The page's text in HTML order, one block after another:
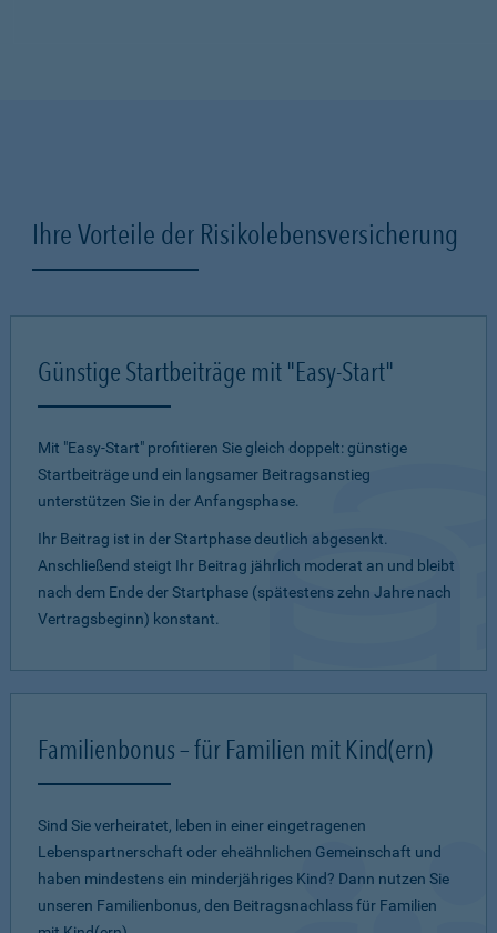
Ihre Vorteile der Risikolebensversicherung
Günstige Startbeiträge mit "Easy-Start"
Mit "Easy-Start" profitieren Sie gleich doppelt: günstige
Startbeiträge und ein lang­samer Beitragsanstieg
unterstützen Sie in der Anfangsphase.
Ihr Beitrag ist in der Startphase deutlich abgesenkt.
Anschließend steigt Ihr Beitrag jährlich moderat an und bleibt
nach dem Ende der Startphase (spätestens zehn Jahre nach
Vertragsbeginn) konstant.
Familienbonus – für Familien mit Kind(ern)
Sind Sie verheiratet, leben in einer eingetragenen
Lebenspartnerschaft oder eheähnlichen Gemeinschaft und
haben mindestens ein minderjähriges Kind? Dann nutzen Sie
unseren Familienbonus, den Beitragsnachlass für Familien